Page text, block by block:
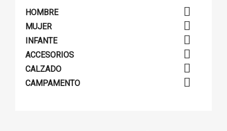
HOMBRE 
MUJER 
INFANTE 
ACCESORIOS 
CALZADO 
CAMPAMENTO 